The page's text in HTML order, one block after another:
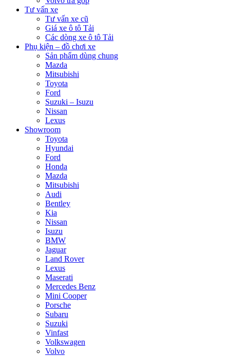
Tư vấn xe
Tư vấn xe cũ
Giá xe ô tô Tải
Các dòng xe ô tô Tải
Phụ kiện – đồ chơi xe
Sản phẩm dùng chung
Mazda
Mitsubishi
Toyota
Ford
Suzuki – Isuzu
Nissan
Lexus
Showroom
Toyota
Hyundai
Ford
Honda
Mazda
Mitsubishi
Audi
Bentley
Kia
Nissan
Isuzu
BMW
Jaguar
Land Rover
Lexus
Maserati
Mercedes Benz
Mini Cooper
Porsche
Subaru
Suzuki
Vinfast
Volkswagen
Volvo